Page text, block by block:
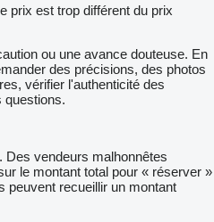
prix est trop différent du prix
ou une avance douteuse. En
des précisions, des photos
vérifier l'authenticité des
questions.
Des vendeurs malhonnêtes
le montant total pour « réserver »
peuvent recueillir un montant